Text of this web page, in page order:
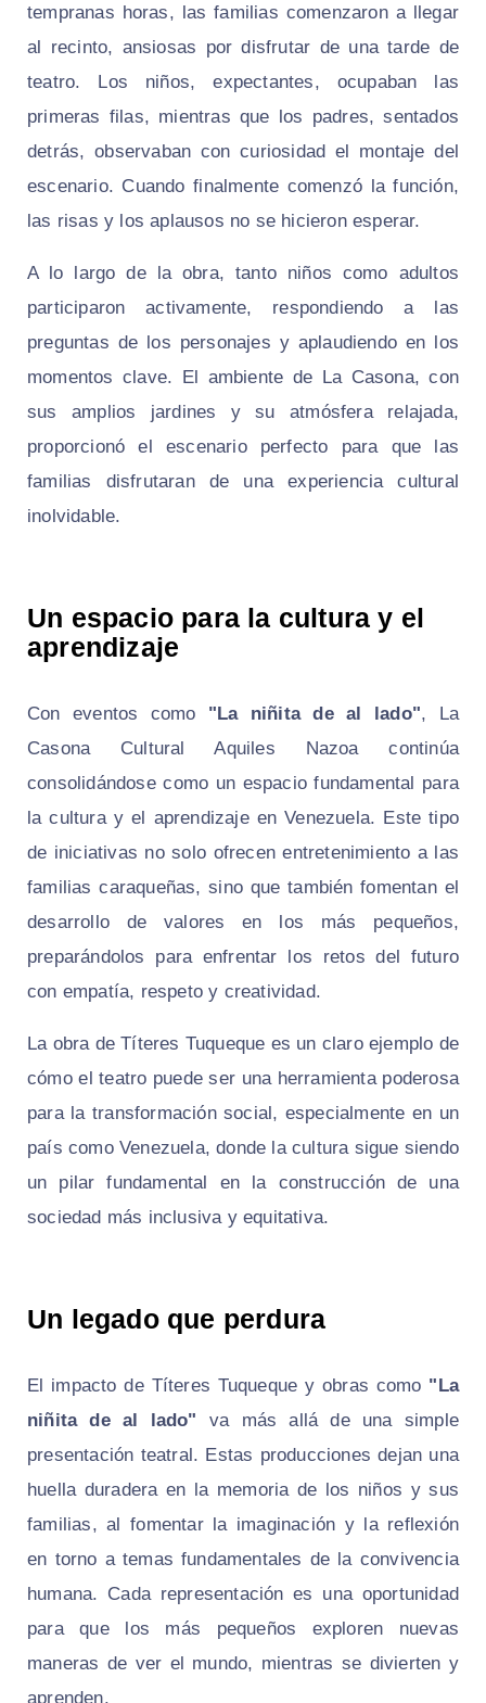
tempranas horas, las familias comenzaron a llegar
al recinto, ansiosas por disfrutar de una tarde de
teatro. Los niños, expectantes, ocupaban las
primeras filas, mientras que los padres, sentados
detrás, observaban con curiosidad el montaje del
escenario. Cuando finalmente comenzó la función,
las risas y los aplausos no se hicieron esperar.
A lo largo de la obra, tanto niños como adultos
participaron activamente, respondiendo a las
preguntas de los personajes y aplaudiendo en los
momentos clave. El ambiente de La Casona, con
sus amplios jardines y su atmósfera relajada,
proporcionó el escenario perfecto para que las
familias disfrutaran de una experiencia cultural
inolvidable.
Un espacio para la cultura y el
aprendizaje
Con eventos como "La niñita de al lado", La
Casona Cultural Aquiles Nazoa continúa
consolidándose como un espacio fundamental para
la cultura y el aprendizaje en Venezuela. Este tipo
de iniciativas no solo ofrecen entretenimiento a las
familias caraqueñas, sino que también fomentan el
desarrollo de valores en los más pequeños,
preparándolos para enfrentar los retos del futuro
con empatía, respeto y creatividad.
La obra de Títeres Tuqueque es un claro ejemplo de
cómo el teatro puede ser una herramienta poderosa
para la transformación social, especialmente en un
país como Venezuela, donde la cultura sigue siendo
un pilar fundamental en la construcción de una
sociedad más inclusiva y equitativa.
Un legado que perdura
El impacto de Títeres Tuqueque y obras como "La
niñita de al lado" va más allá de una simple
presentación teatral. Estas producciones dejan una
huella duradera en la memoria de los niños y sus
familias, al fomentar la imaginación y la reflexión
en torno a temas fundamentales de la convivencia
humana. Cada representación es una oportunidad
para que los más pequeños exploren nuevas
maneras de ver el mundo, mientras se divierten y
aprenden.